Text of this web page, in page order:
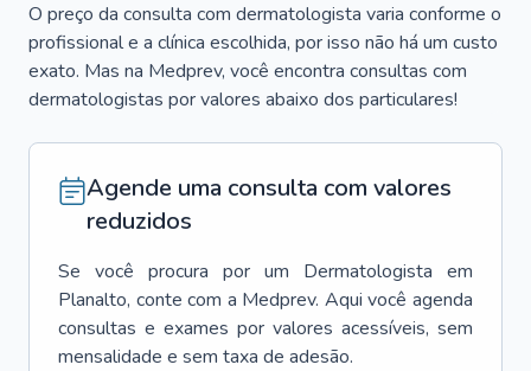
O preço da consulta com dermatologista varia conforme o
profissional e a clínica escolhida, por isso não há um custo
exato. Mas na Medprev, você encontra consultas com
dermatologistas por valores abaixo dos particulares!
Agende uma consulta com valores
reduzidos
Se você procura por um Dermatologista em
Planalto, conte com a Medprev. Aqui você agenda
consultas e exames por valores acessíveis, sem
mensalidade e sem taxa de adesão.